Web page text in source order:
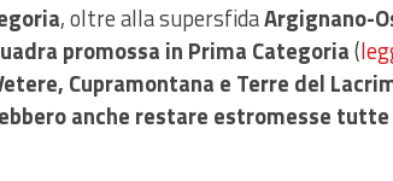
, oltre alla supersfidaArgignano-
promossa in Prima Categoria(
Cupramontana e Terre del
anche restare estromesse tutte